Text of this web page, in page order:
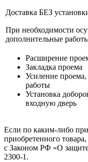
Доставка БЕЗ
При необходимости
дополнительные
Расширение
Закладка проема
Усиление
работы
Установка
входную дверь
Если по каким-либо
приобретенного
с Законом РФ «О
2300-1.